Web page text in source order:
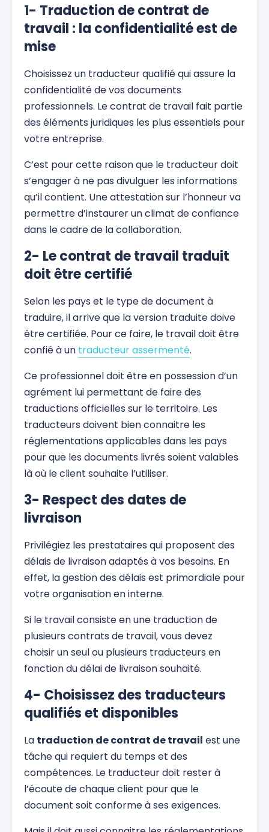
1- Traduction de contrat de
travail : la confidentialité est de
mise
Choisissez un traducteur qualifié qui assure la
confidentialité de vos documents
professionnels. Le contrat de travail fait partie
des éléments juridiques les plus essentiels pour
votre entreprise.
C’est pour cette raison que le traducteur doit
s’engager à ne pas divulguer les informations
qu’il contient. Une attestation sur l’honneur va
permettre d’instaurer un climat de confiance
dans le cadre de la collaboration.
2- Le contrat de travail traduit
doit être certifié
Selon les pays et le type de document à
traduire, il arrive que la version traduite doive
être certifiée. Pour ce faire, le travail doit être
confié à un traducteur assermenté.
Ce professionnel doit être en possession d’un
agrément lui permettant de faire des
traductions officielles sur le territoire. Les
traducteurs doivent bien connaitre les
réglementations applicables dans les pays
pour que les documents livrés soient valables
là où le client souhaite l’utiliser.
3- Respect des dates de
livraison
Privilégiez les prestataires qui proposent des
délais de livraison adaptés à vos besoins. En
effet, la gestion des délais est primordiale pour
votre organisation en interne.
Si le travail consiste en une traduction de
plusieurs contrats de travail, vous devez
choisir un seul ou plusieurs traducteurs en
fonction du délai de livraison souhaité.
4- Choisissez des traducteurs
qualifiés et disponibles
La traduction de contrat de travail est une
tâche qui requiert du temps et des
compétences. Le traducteur doit rester à
l’écoute de chaque client pour que le
document soit conforme à ses exigences.